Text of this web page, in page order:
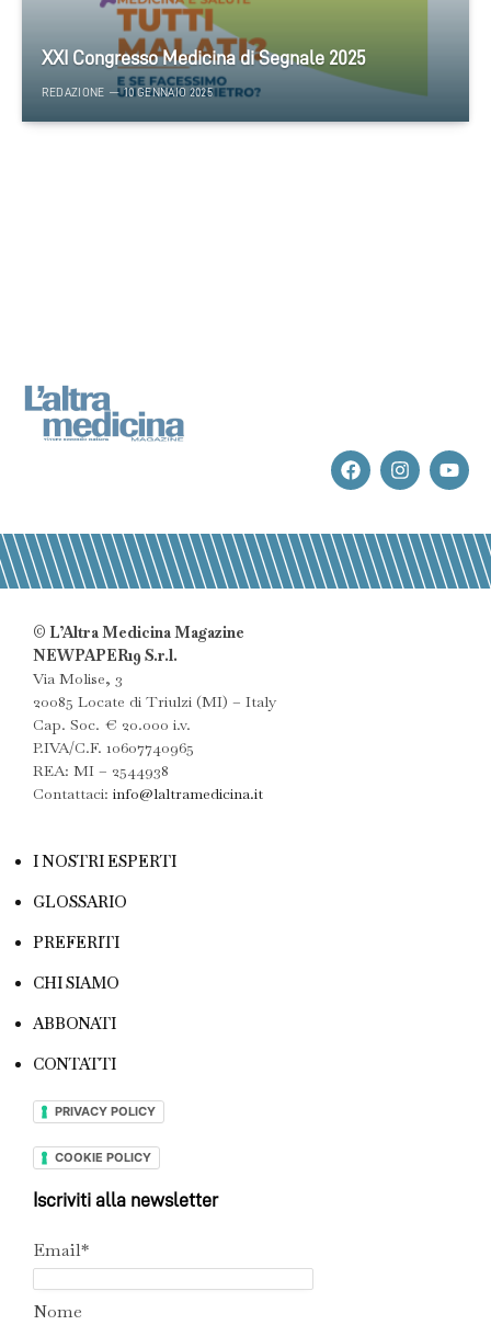
XXI Congresso Medicina di Segnale 2025
REDAZIONE 10 GENNAIO 2025
© L’Altra Medicina Magazine
NEWPAPER19 S.r.l.
Via Molise, 3
20085 Locate di Triulzi (MI) – Italy
Cap. Soc. € 20.000 i.v.
P.IVA/C.F. 10607740965
REA: MI – 2544938
Contattaci: info@laltramedicina.it
I NOSTRI ESPERTI
GLOSSARIO
PREFERITI
CHI SIAMO
ABBONATI
CONTATTI
PRIVACY POLICY
COOKIE POLICY
Iscriviti alla newsletter
Email*
Nome